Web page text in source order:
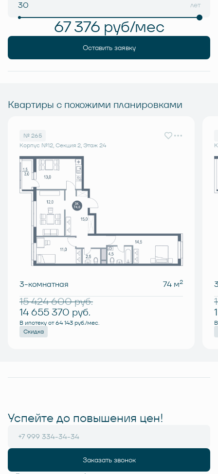
лет
67 376 руб/мес
Оставить заявку
Квартиры с похожими планировками
№ 265
Корпус №12, Секция 2, Этаж 24
3-комнатная 74 м2
15 424 600руб.
14 655 370 руб.
В ипотеку от 64 143 руб./мес.
Скидка
Успейте до повышения цен!
Заказать звонок